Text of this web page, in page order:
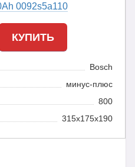
0092s5a110
КУПИТЬ
Bosch
минус-плюс
800
315x175x190